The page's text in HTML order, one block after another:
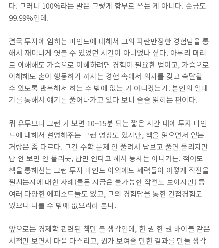
다. 그러니 100%라는 말은 그렇게 함부로 쓰는 게 아니다. 순금도
99.99%인데.
결국 투자에 임하는 마인드에 대해서 그의 파란만장한 경험담을 통
해서 재미나게 엿볼 수 있었던 시간이 아니었나 싶다. 아무리 머리
로 이해해도 가슴으로 이해하려면 경험이 필요한 법이고, 가슴으로
이해해도 손이 행동하기 까지는 경험 속에서 의지를 갖고 숙달될
수 있도록 반복해서 하는 수 밖에 없는 거 아니겠는가. 본인의 일대
기를 통해서 얘기를 풀어나가고 있다 보니 술술 읽히는 편이다.
뭐 유투브나 그런 거 보면 10~15분 되는 짧은 시간 내에 투자 마인
드에 대해서 설명해주는 그런 영상도 있지만, 책을 읽으면서 얻는
거랑은 좀 다르다. 그건 수학 문제 안 풀려서 답보고 풀면 풀리지만
답 안 보면 안 풀리듯, 답만 안다고 해서 능사는 아니거든. 적어도
책을 통해선는 그런 투자 마인드 이외에도 세력들이 어떻게 작전을
펼치는지에 대한 사례(물론 지금은 불가능한 작전도 보이지만) 등
여러 다양한 에피소드들도 있고, 그의 경험담을 통한 간접경험도
있으니 다를 수 밖에 없으리라 본다.
앞으로는 경제학 관련된 책만 볼 생각인데, 한 권 한 권 바이블 같은
서적만 보면서 마음 다스리고, 뭔가 보여줄 만한 결과를 만들 생각